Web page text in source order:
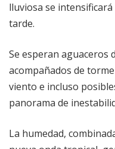
lluviosa se
tarde.
Se esperan aguaceros
acompañados de
viento e incluso
panorama de
La humedad,